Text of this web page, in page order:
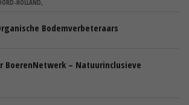
HOLLAND,
Bodemverbeteraars
BoerenNetwerk – Natuurinclusieve